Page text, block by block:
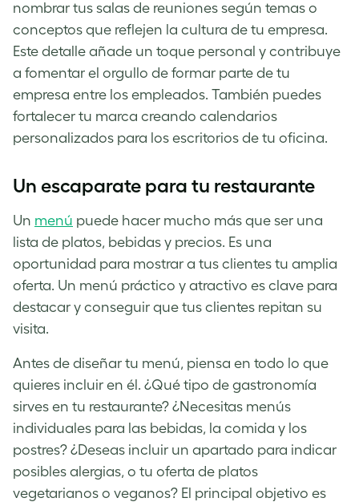
nombrar tus salas de reuniones según temas o
conceptos que reflejen la cultura de tu empresa.
Este detalle añade un toque personal y contribuye
a fomentar el orgullo de formar parte de tu
empresa entre los empleados. También puedes
fortalecer tu marca creando calendarios
personalizados para los escritorios de tu oficina.
Un escaparate para tu restaurante
Un menú puede hacer mucho más que ser una
lista de platos, bebidas y precios. Es una
oportunidad para mostrar a tus clientes tu amplia
oferta. Un menú práctico y atractivo es clave para
destacar y conseguir que tus clientes repitan su
visita.
Antes de diseñar tu menú, piensa en todo lo que
quieres incluir en él. ¿Qué tipo de gastronomía
sirves en tu restaurante? ¿Necesitas menús
individuales para las bebidas, la comida y los
postres? ¿Deseas incluir un apartado para indicar
posibles alergias, o tu oferta de platos
vegetarianos o veganos? El principal objetivo es